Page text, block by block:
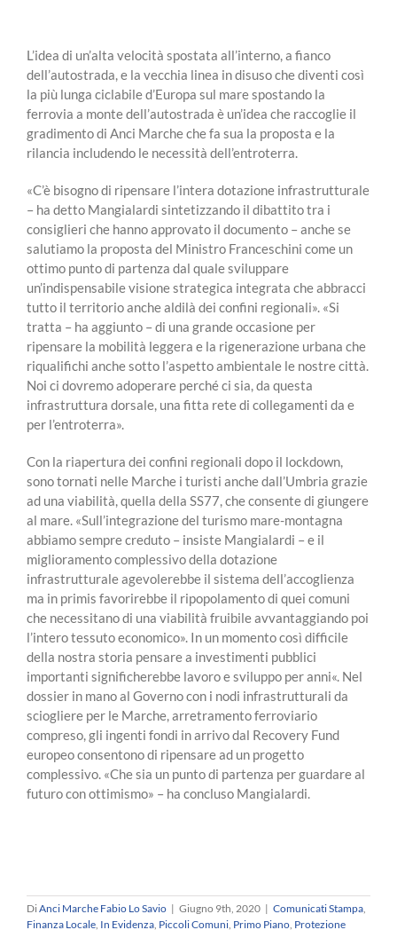
L’idea di un’alta velocità spostata all’interno, a fianco
dell’autostrada, e la vecchia linea in disuso che diventi così
la più lunga ciclabile d’Europa sul mare spostando la
ferrovia a monte dell’autostrada è un’idea che raccoglie il
gradimento di Anci Marche che fa sua la proposta e la
rilancia includendo le necessità dell’entroterra.
«C’è bisogno di ripensare l’intera dotazione infrastrutturale
– ha detto Mangialardi sintetizzando il dibattito tra i
consiglieri che hanno approvato il documento – anche se
salutiamo la proposta del Ministro Franceschini come un
ottimo punto di partenza dal quale sviluppare
un’indispensabile visione strategica integrata che abbracci
tutto il territorio anche aldilà dei confini regionali». «Si
tratta – ha aggiunto – di una grande occasione per
ripensare la mobilità leggera e la rigenerazione urbana che
riqualifichi anche sotto l’aspetto ambientale le nostre città.
Noi ci dovremo adoperare perché ci sia, da questa
infrastruttura dorsale, una fitta rete di collegamenti da e
per l’entroterra».
Con la riapertura dei confini regionali dopo il lockdown,
sono tornati nelle Marche i turisti anche dall’Umbria grazie
ad una viabilità, quella della SS77, che consente di giungere
al mare. «Sull’integrazione del turismo mare-montagna
abbiamo sempre creduto – insiste Mangialardi – e il
miglioramento complessivo della dotazione
infrastrutturale agevolerebbe il sistema dell’accoglienza
ma in primis favorirebbe il ripopolamento di quei comuni
che necessitano di una viabilità fruibile avvantaggiando poi
l’intero tessuto economico». In un momento così difficile
della nostra storia pensare a investimenti pubblici
importanti significherebbe lavoro e sviluppo per anni«. Nel
dossier in mano al Governo con i nodi infrastrutturali da
sciogliere per le Marche, arretramento ferroviario
compreso, gli ingenti fondi in arrivo dal Recovery Fund
europeo consentono di ripensare ad un progetto
complessivo. «Che sia un punto di partenza per guardare al
futuro con ottimismo» – ha concluso Mangialardi.
DiAnci Marche Fabio Lo Savio | Giugno 9th, 2020 | Comunicati Stampa,
Finanza Locale, In Evidenza, Piccoli Comuni, Primo Piano, Protezione